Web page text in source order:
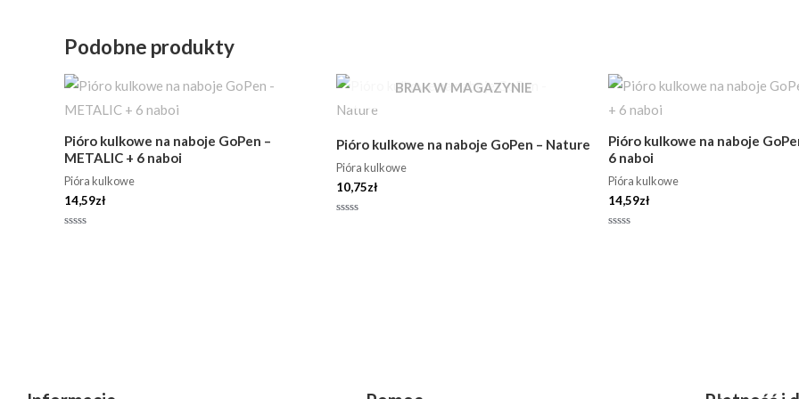
Podobne produkty
Pióro kulkowe na naboje GoPen –
METALIC + 6 naboi
Pióra kulkowe
14,59zł
BRAK W MAGAZYNIE
Pióro kulkowe na naboje GoPen – Nature
Pióra kulkowe
10,75zł
Pióro kulkowe na naboje
6 naboi
Pióra kulkowe
14,59zł